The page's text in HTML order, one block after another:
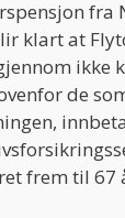
fra
klart at
ikke
de
frem til 67